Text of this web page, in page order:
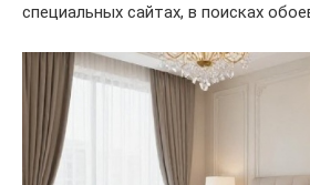
специальных сайтах, в поисках